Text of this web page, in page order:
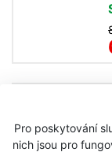
Pro poskytování
nich jsou pro